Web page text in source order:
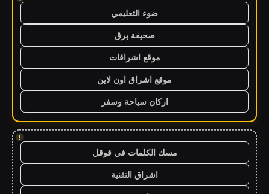
ضوء التعليمي
صحيفة برق
موقع اشراقات
موقع اشراق اون لاين
اركان سياحة وسفر
!
مسك الكلمات في قوقل
اشراق التقنية